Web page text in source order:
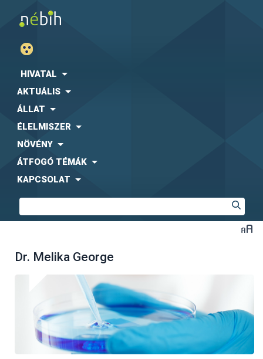
HIVATAL
AKTUÁLIS
ÁLLAT
ÉLELMISZER
NÖVÉNY
ÁTFOGÓ TÉMÁK
KAPCSOLAT
Dr. Melika George